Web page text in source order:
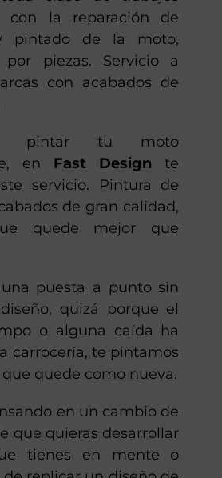
encontrarás un taller
en pintura de motos.
toda clase de trabajos
con la reparación de
pintado de la moto,
piezas. Servicio a
con acabados de
pintar tu moto
en
servicio. Pintura de
de gran calidad,
quede mejor que
puesta a punto sin
quizá porque el
o alguna caída ha
carrocería, te pintamos
quede como nueva.